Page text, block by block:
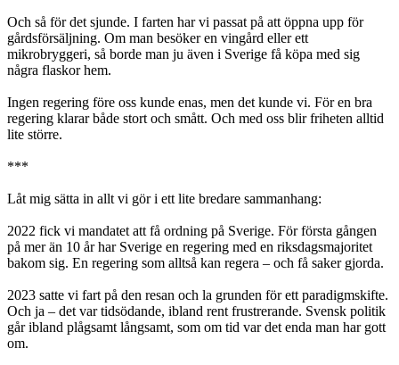
Och så för det sjunde. I farten har vi passat på att öppna upp för
gårdsförsäljning. Om man besöker en vingård eller ett
mikrobryggeri, så borde man ju även i Sverige få köpa med sig
några flaskor hem.
Ingen regering före oss kunde enas, men det kunde vi. För en bra
regering klarar både stort och smått. Och med oss blir friheten alltid
lite större.
***
Låt mig sätta in allt vi gör i ett lite bredare sammanhang:
2022 fick vi mandatet att få ordning på Sverige. För första gången
på mer än 10 år har Sverige en regering med en riksdagsmajoritet
bakom sig. En regering som alltså kan regera – och få saker gjorda.
2023 satte vi fart på den resan och la grunden för ett paradigmskifte.
Och ja – det var tidsödande, ibland rent frustrerande. Svensk politik
går ibland plågsamt långsamt, som om tid var det enda man har gott
om.